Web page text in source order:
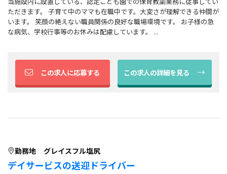
ただきます。 子育て中のママも在職中です。大変さが理解できる仲間が
います。 笑顔の絶えない職員関係の良好な職場環境です。 お子様の急
な病気、学校行事等のお休みは配慮しています。 ...
この求人に応募する この求人の詳細を見る
勤務地 グレイスフル塩尻
デイサービスの送迎ドライバー